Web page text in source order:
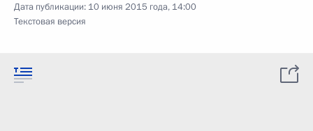
Дата публикации: 10 июня 2015 года, 14:00
Текстовая версия